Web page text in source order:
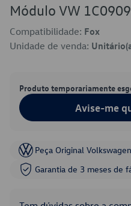
Módulo VW
Compatibilidade: Fox
Unidade de venda:
Produto temporariamente
Avise-me
Peça Original Volkswagen
Garantia de 3 meses de